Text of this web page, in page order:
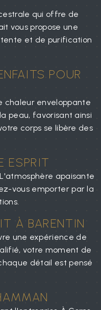
qui offre de
vous propose une
et de purification
POUR
chaleur enveloppante
peau, favorisant ainsi
corps se libère des
ESPRIT
apaisante
vous emporter par la
À BARENTIN
une expérience de
votre moment de
détail est pensé